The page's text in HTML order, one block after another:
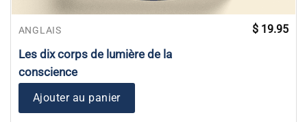
ANGLAIS
Les dix corps de lumière de la
conscience
$ 19.95
Ajouter au panier